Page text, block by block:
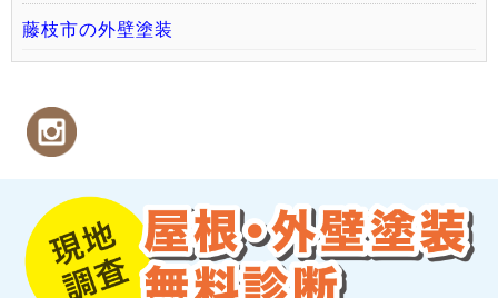
藤枝市の外壁塗装